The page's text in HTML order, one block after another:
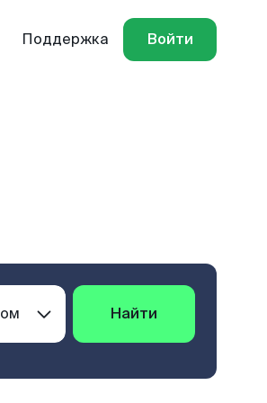
Поддержка Войти
Найти